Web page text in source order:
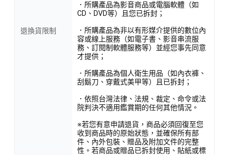
退換貨限制
．所購產品為影音商品或電腦軟體（如
CD、DVD等）且您已拆封；
．所購產品為非以有形媒介提供的數位內
容或線上服務（如電子書、影音串流服
務、訂閱制軟體服務等）並經您事先同意
才提供；
．所購產品為個人衛生用品（如內衣褲、
刮鬍刀、穿戴式美甲等）且已拆封；
．依照台灣法律、法規、裁定、命令或法
院判決不適用鑑賞期的任何其他情況。
※若您有意申請退貨，商品必須回復至您
收到商品時的原始狀態，並確保所有部
件、內外包裝、贈品及附加文件的完整
性。若商品或贈品已拆封使用、貼紙或標